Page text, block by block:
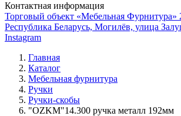
Контактная информация
Торговый объект «Мебельная Фурнитура»
Республика Беларусь, Могилёв, улица
Instagram
Главная
Каталог
Мебельная фурнитура
Ручки
Ручки-скобы
"OZKM"14.300 ручка металл 192мм